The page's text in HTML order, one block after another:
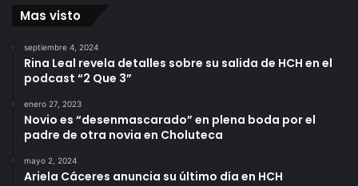
Mas visto
septiembre 4, 2024
Rina Leal revela detalles sobre su salida de HCH en el
podcast “2 Que 3”
enero 27, 2023
Novio es “desenmascarado” en plena boda por el
padre de otra novia en Choluteca
mayo 2, 2024
Ariela Cáceres anuncia su último día en HCH